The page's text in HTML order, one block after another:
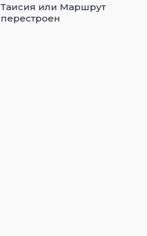
Таисия или Маршрут
перестроен